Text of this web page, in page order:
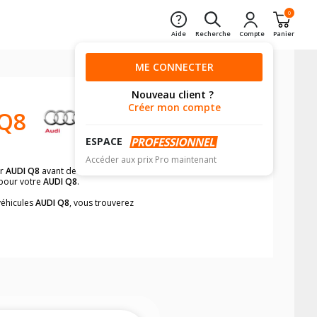
Aide Recherche Compte
0
Panier
ME CONNECTER
Nouveau client ?
Créer mon compte
ESPACE
Accéder aux prix Pro maintenant
AUDI Q8 avant de valider votre achat ?
votre AUDI Q8.
AUDI Q8, vous trouverez